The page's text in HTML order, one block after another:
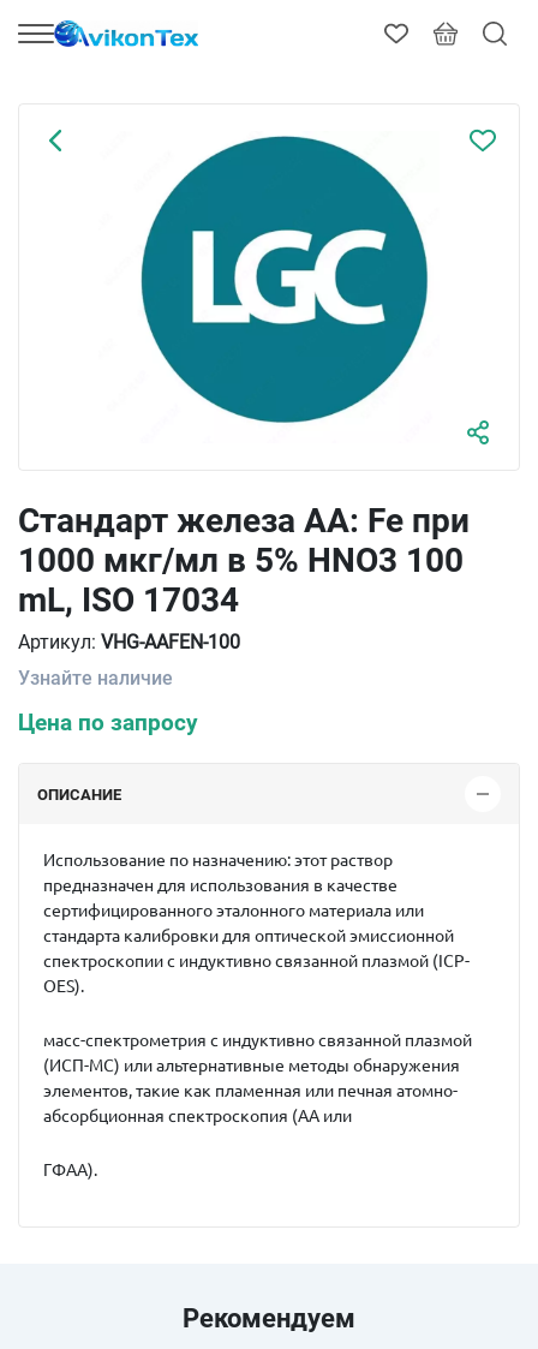
Стандарт железа AA: Fe при
1000 мкг/мл в 5% HNO3 100
mL, ISO 17034
Артикул: VHG-AAFEN-100
Узнайте наличие
Цена по запросу
ОПИСАНИЕ
Использование по назначению: этот раствор
предназначен для использования в качестве
сертифицированного эталонного материала или
стандарта калибровки для оптической эмиссионной
спектроскопии с индуктивно связанной плазмой (ICP-
OES).
масс-спектрометрия с индуктивно связанной плазмой
(ИСП-МС) или альтернативные методы обнаружения
элементов, такие как пламенная или печная атомно-
абсорбционная спектроскопия (АА или
ГФАА).
Рекомендуем